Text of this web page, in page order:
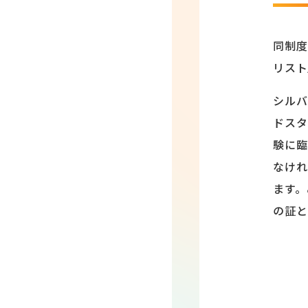
同制
リス
シル
ドス
験に
なけ
ます
の証